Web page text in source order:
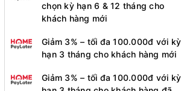
chọn kỳ hạn 6 & 12 tháng cho
khách hàng mới
Giảm 3% – tối đa 100.000đ với kỳ
hạn 3 tháng cho khách hàng mới
Giảm 3% – tối đa 100.000đ với kỳ